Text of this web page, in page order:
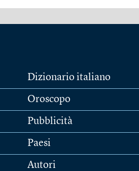
Dizionario italiano
Oroscopo
Pubblicità
Paesi
Autori